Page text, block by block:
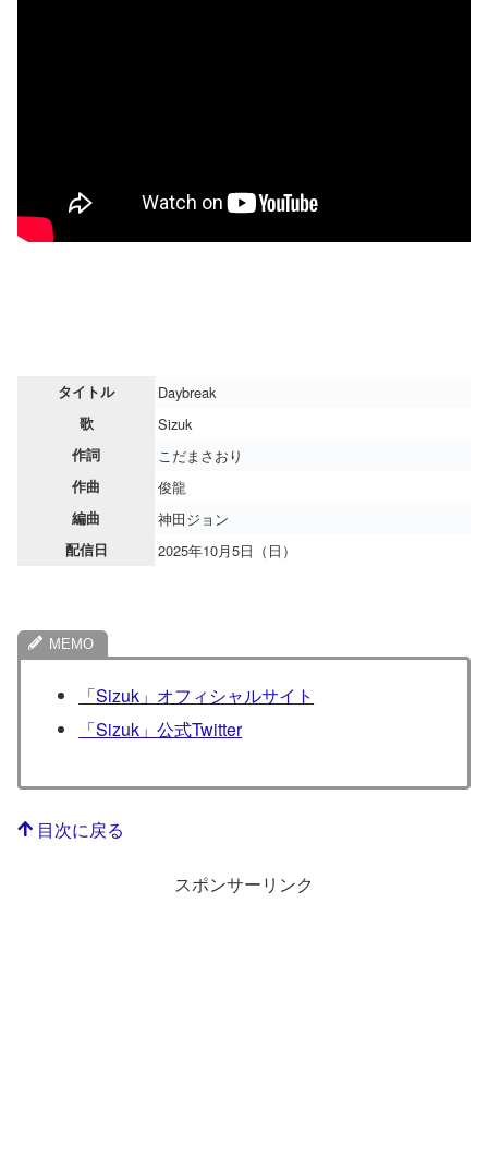
タイトル Daybreak
歌 Sizuk
作詞 こだまさおり
作曲 俊龍
編曲 神田ジョン
配信日 2025年10月5日（日）
「Sizuk」オフィシャルサイト
「Sizuk」公式Twitter
目次に戻る
スポンサーリンク